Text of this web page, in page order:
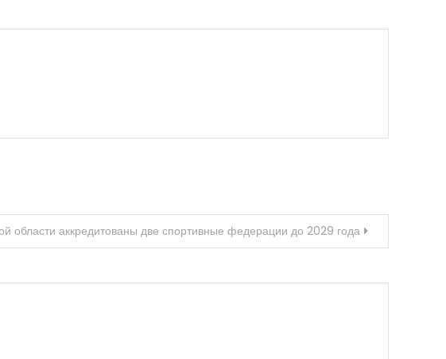
области аккредитованы две спортивные федерации до 2029 года